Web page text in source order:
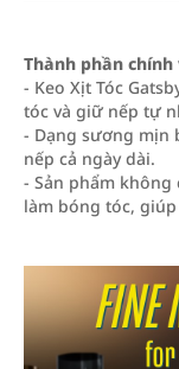
Thành phần
- Keo Xịt Tóc
tóc và giữ nếp tự
- Dạng sương mịn
nếp cả ngày dài.
- Sản phẩm
làm bóng tóc,